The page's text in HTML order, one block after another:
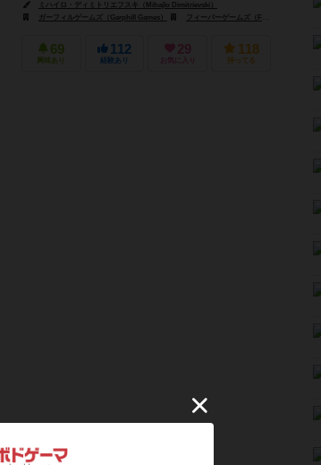
ミハイロ・ディミトリエフスキ（Mihajlo Dimitrievski）
ガーフィルゲームズ（Garphill Games）
フィーバーゲームズ（Fever Games）
69
興味あり
112
経験あり
29
お気に入り
118
持ってる